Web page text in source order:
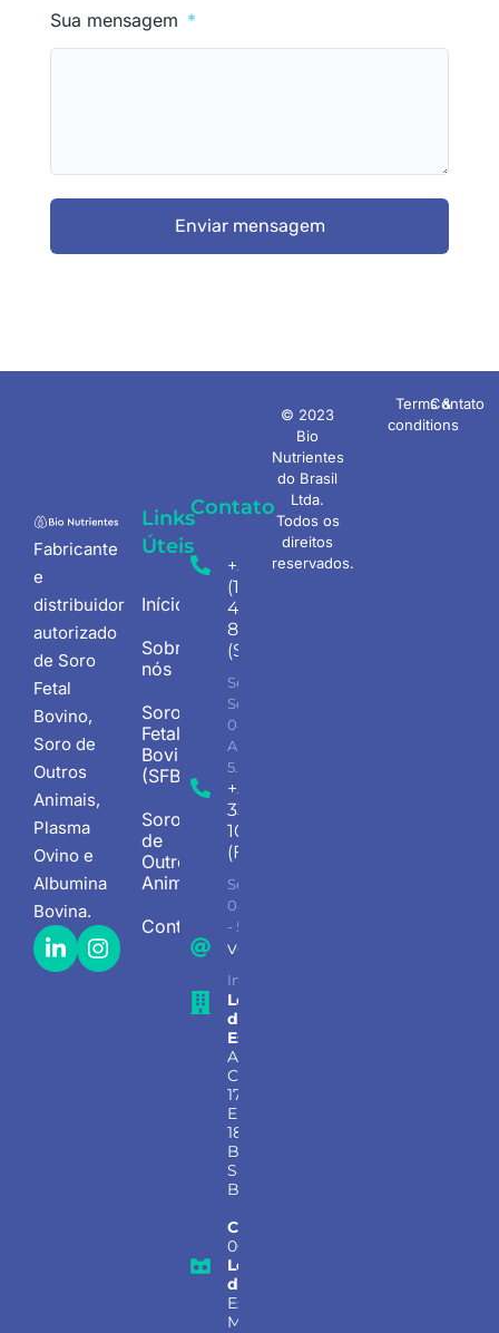
Sua mensagem
Enviar mensagem
Fabricante
e
distribuidor
autorizado
de Soro
Fetal
Bovino,
Soro de
Outros
Animais,
Plasma
Ovino e
Albumina
Bovina.
Links
Úteis
Início
Sobre
nós
Soro
Fetal
Bovino
(SFB)
Soro
de
Outros
Animais
Contato
Contato
+55
(11)
4198-
8207
(Sede)
Seg -
Sex
08.00
AM -
5.30PM
+55 (18)
3345-
1047
(Fábrica)
Seg - Sex
08.00 AM
- 5.30PM
vendas@bionutrientes.com.br
Informação, vendas e suporte
Localização
do
Escritório:
Avenida
Copacabana
177, Sala 124,
Empresarial
18 Do Forte,
Barueri –
São Paulo,
Brasil
CEP:
001
Localização
da Fábrica:
Estrada
Municipal
© 2023
Bio
Nutrientes
do Brasil
Ltda.
Todos os
direitos
reservados.
Terms &
conditions
Contato